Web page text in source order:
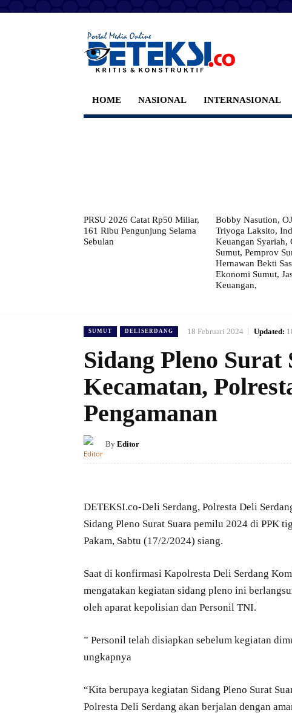
HOME NASIONAL INTERNASIONAL
PRSU 2026 Catat Rp50 Miliar,
161 Ribu Pengunjung Selama
Sebulan
Bobby Nasution,
Triyoga Laksito,
Keuangan Syariah,
Sumut, Pemprov
Hernawan Bekti
Ekonomi Sumut,
Keuangan,
SUMUT DELISERDANG 18 Februari 2024 Updated:
Sidang Pleno
Kecamatan,
Pengamanan
By Editor
DETEKSI.co-Deli Serdang, Polresta Deli
Sidang Pleno Surat Suara pemilu 2024 di PPK
Pakam, Sabtu (17/2/2024) siang.
Saat di konfirmasi Kapolresta Deli Serdang
mengatakan kegiatan sidang pleno ini
oleh aparat kepolisian dan Personil TNI.
” Personil telah disiapkan sebelum kegiatan
ungkapnya
“Kita berupaya kegiatan Sidang Pleno Surat
Polresta Deli Serdang akan berjalan dengan